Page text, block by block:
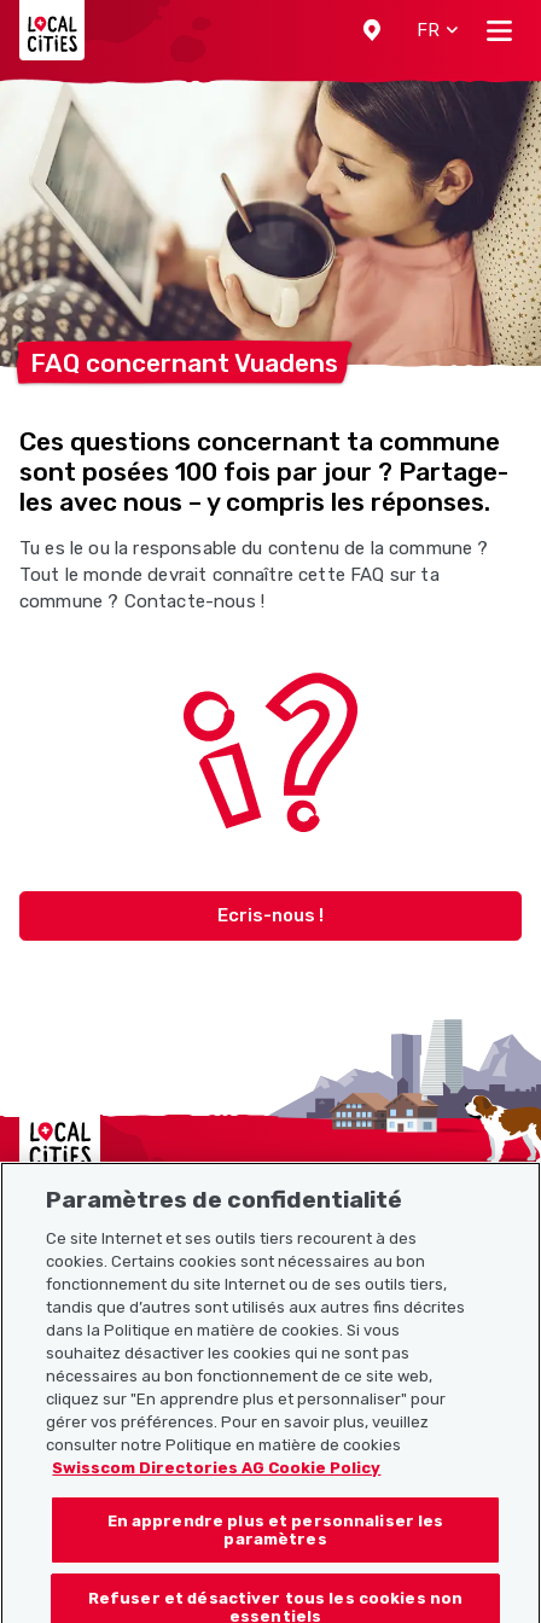
FR
FAQ concernant Vuadens
Ces questions concernant ta commune
sont posées 100 fois par jour ? Partage-
les avec nous – y compris les réponses.
Tu es le ou la responsable du contenu de la commune ?
Tout le monde devrait connaître cette FAQ sur ta
commune ? Contacte-nous !
Ecris-nous !
Localcities
Plan du site
Liens utiles
Télécharger l’application Localcities
Suis-nous sur les réseaux sociaux :
Paramètres de confidentialité
Ce site Internet et ses outils tiers recourent à des
cookies. Certains cookies sont nécessaires au bon
fonctionnement du site Internet ou de ses outils tiers,
tandis que d’autres sont utilisés aux autres fins décrites
dans la Politique en matière de cookies. Si vous
souhaitez désactiver les cookies qui ne sont pas
nécessaires au bon fonctionnement de ce site web,
cliquez sur "En apprendre plus et personnaliser" pour
gérer vos préférences. Pour en savoir plus, veuillez
consulter notre Politique en matière de cookies
Swisscom Directories AG Cookie Policy
En apprendre plus et personnaliser les
paramètres
Refuser et désactiver tous les cookies non
essentiels